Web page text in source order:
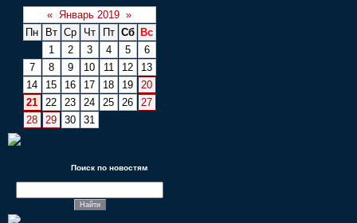
« Январь 2019 »
Пн
Вт Ср Чт Пт Сб
Вс
1
2 3 4 5
6
7
8 9 10 11 12
13
14
15 16 17 18 19
20
21
22 23 24 25 26
27
28
29 30 31
Поиск по новостям